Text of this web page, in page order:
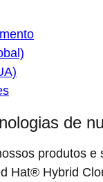
de
produtos e
Hat® Hybrid